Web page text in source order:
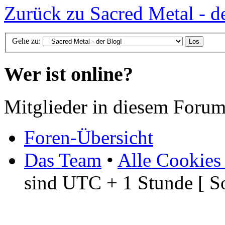
Zurück zu Sacred Metal -
Gehe zu:
Wer ist online?
Mitglieder in diesem
Foren-Übersicht
Das Team • Alle Cookies
sind UTC + 1 Stunde [